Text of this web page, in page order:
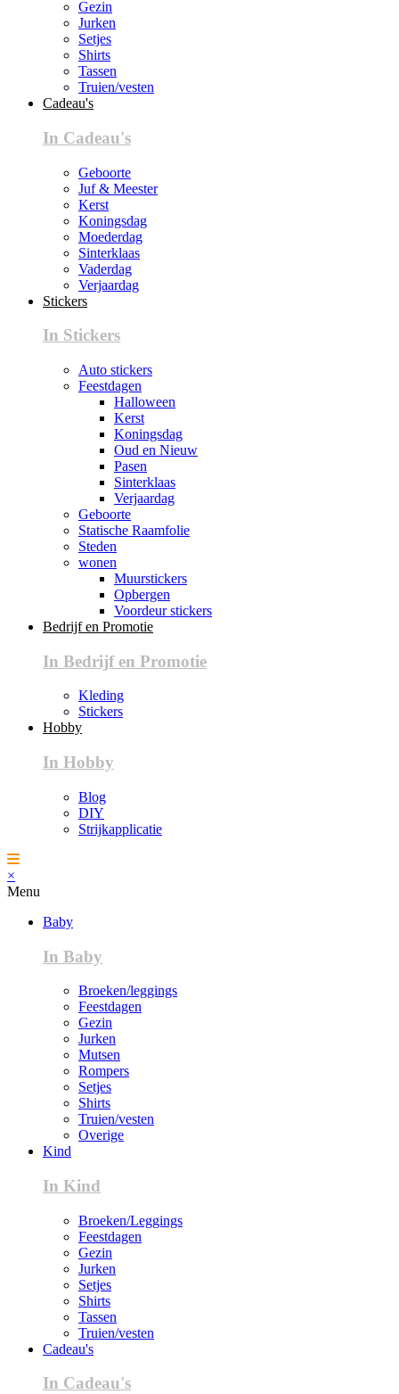
Gezin
Jurken
Setjes
Shirts
Tassen
Truien/vesten
Cadeau's
In Cadeau's
Geboorte
Juf & Meester
Kerst
Koningsdag
Moederdag
Sinterklaas
Vaderdag
Verjaardag
Stickers
In Stickers
Auto stickers
Feestdagen
Halloween
Kerst
Koningsdag
Oud en Nieuw
Pasen
Sinterklaas
Verjaardag
Geboorte
Statische Raamfolie
Steden
wonen
Muurstickers
Opbergen
Voordeur stickers
Bedrijf en Promotie
In Bedrijf en Promotie
Kleding
Stickers
Hobby
In Hobby
Blog
DIY
Strijkapplicatie
×
Menu
Baby
In Baby
Broeken/leggings
Feestdagen
Gezin
Jurken
Mutsen
Rompers
Setjes
Shirts
Truien/vesten
Overige
Kind
In Kind
Broeken/Leggings
Feestdagen
Gezin
Jurken
Setjes
Shirts
Tassen
Truien/vesten
Cadeau's
In Cadeau's